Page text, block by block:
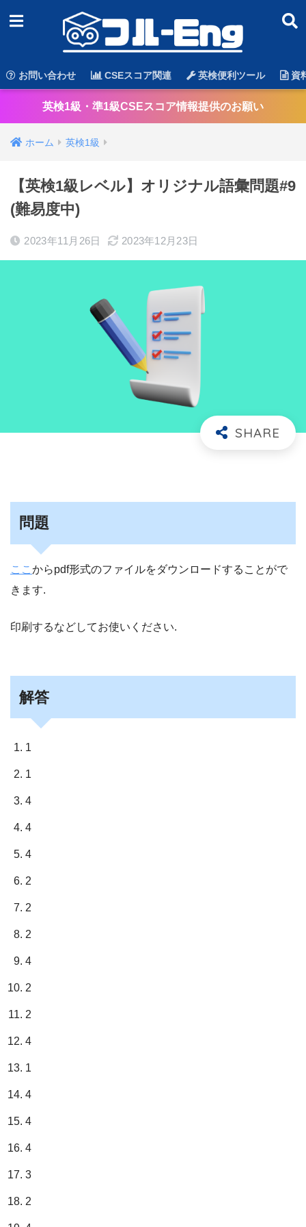
お問い合わせ CSEスコア関連 英検便利ツール 資
英検1級・準1級CSEスコア情報提供のお願い
ホーム 英検1級
【英検1級レベル】オリジナル語彙問題#9
(難易度中)
2023年11月26日 2023年12月23日
問題
ここ からpdf形式のファイルをダウンロードすることがで
きます.
印刷するなどしてお使いください.
解答
1
1
4
4
4
2
2
2
4
2
2
4
1
4
4
4
3
2